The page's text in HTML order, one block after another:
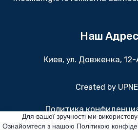
Наш Адрес
Киев, ул. Довженка,
Created by
Политика
Для вашої зручності ми
Ознайомтеся з нашою Політикою